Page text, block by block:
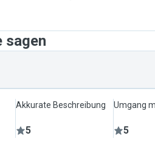
sagen
Akkurate Beschreibung
5
Umgang
5